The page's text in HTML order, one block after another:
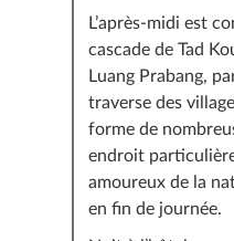
L’après-midi est
cascade de Tad
Luang Prabang,
traverse des
forme de
endroit
amoureux de la
en fin de journée.